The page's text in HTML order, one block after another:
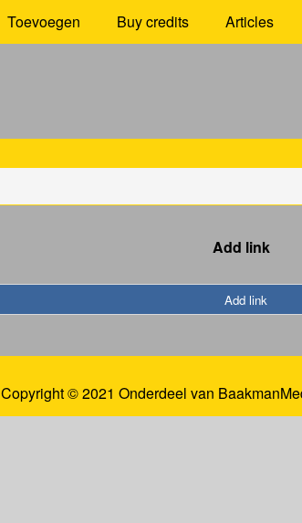
Toevoegen Buy credits Articles
Add link
Add link
Copyright © 2021 Onderdeel van